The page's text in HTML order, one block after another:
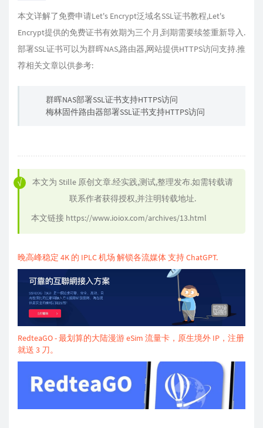
本文详解了免费申请Let's Encrypt泛域名SSL证书教程,Let's
Encrypt提供的免费证书有效期为三个月,到期需要续签重新导入.
部署SSL证书可以为群晖NAS,路由器,网站提供HTTPS访问支持.推
荐相关文章以供参考:
群晖NAS部署SSL证书支持HTTPS访问
梅林固件路由器部署SSL证书支持HTTPS访问
本文为 Stille 原创文章.经实践,测试,整理发布.如需转载请
联系作者获得授权,并注明转载地址.
本文链接 https://www.ioiox.com/archives/13.html
晚高峰稳定 4K 的 IPLC 机场 解锁各流媒体 支持 ChatGPT.
RedteaGO - 最划算的大陆漫游 eSim 流量卡，原生境外 IP，注册
就送 3 刀。